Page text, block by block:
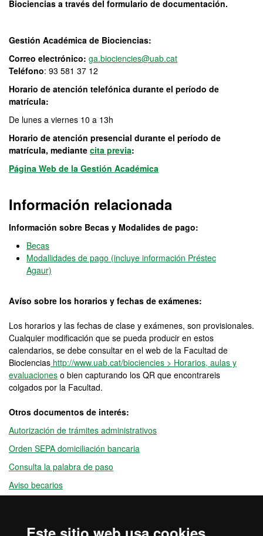
Biociencias a través del formulario de documentación.
Gestión Académica de Biociencias:
Correo electrónico: ga.biociencies@uab.cat
Teléfono: 93 581 37 12
Horario de atención telefónica durante el período de
matrícula:
De lunes a viernes 10 a 13h
Horario de atención presencial durante el período de
matrícula, mediante cita previa:
Página Web de la Gestión Académica
Información relacionada
Información sobre Becas y Modalides de pago:
Becas
Modallidades de pago (incluye información Préstec
Agaur)
Avíso sobre los horarios y fechas de exámenes:
Los horarios y las fechas de clase y exámenes, son provisionales.
Cualquier modificación que se pueda producir en estos
calendarios, se debe consultar en el web de la Facultad de
Biociencias http://www.uab.cat/biociencies > Horarios, aulas y
evaluaciones o bien capturando los QR que encontrareis
colgados por la Facultad.
Otros documentos de interés:
Autorización de trámites administrativos
Orden SEPA domiciliación bancaria
Consulta la palabra de paso
Aviso becarios